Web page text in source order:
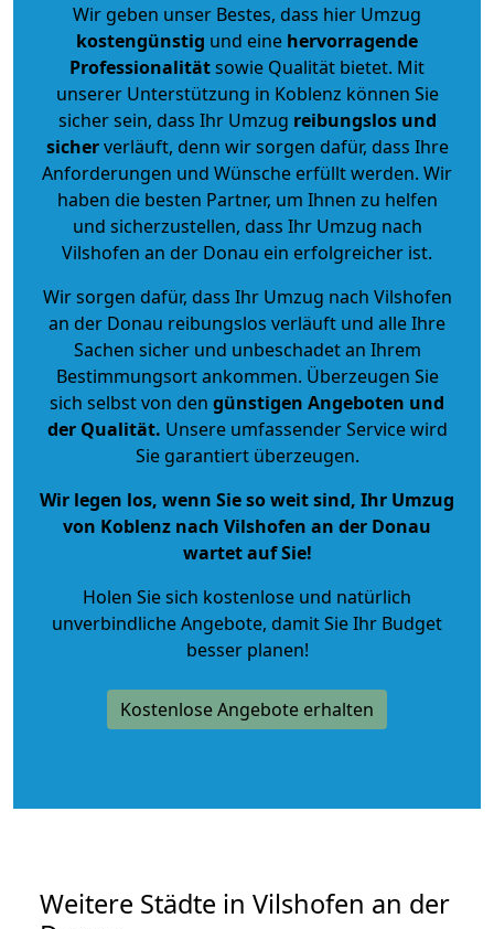
Wir geben unser Bestes, dass hier Umzug
kostengünstig und eine hervorragende
Professionalitätsowie Qualität bietet. Mit
unserer Unterstützung in Koblenz können Sie
sicher sein, dass Ihr Umzug reibungslos und
sicherverläuft, denn wir sorgen dafür, dass Ihre
Anforderungen und Wünsche erfüllt werden. Wir
haben die besten Partner, um Ihnen zu helfen
und sicherzustellen, dass Ihr Umzug nach
Vilshofen an der Donau ein erfolgreicher ist.
Wir sorgen dafür, dass Ihr Umzug nach Vilshofen
an der Donau reibungslos verläuft und alle Ihre
Sachen sicher und unbeschadet an Ihrem
Bestimmungsort ankommen. Überzeugen Sie
sich selbst von den günstigen Angeboten und
der Qualität. Unsere umfassender Service wird
Sie garantiert überzeugen.
Wir legen los, wenn Sie so weit sind, Ihr Umzug
von Koblenz nach Vilshofen an der Donau
wartet auf Sie!
Holen Sie sich kostenlose und natürlich
unverbindliche Angebote, damit Sie Ihr Budget
besser planen!
Kostenlose Angebote erhalten
Weitere Städte in Vilshofen an der